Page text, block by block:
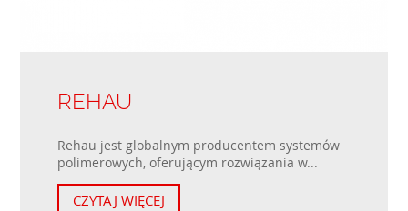
REHAU
Rehau jest globalnym producentem systemów
polimerowych, oferującym rozwiązania w...
CZYTAJ WIĘCEJ